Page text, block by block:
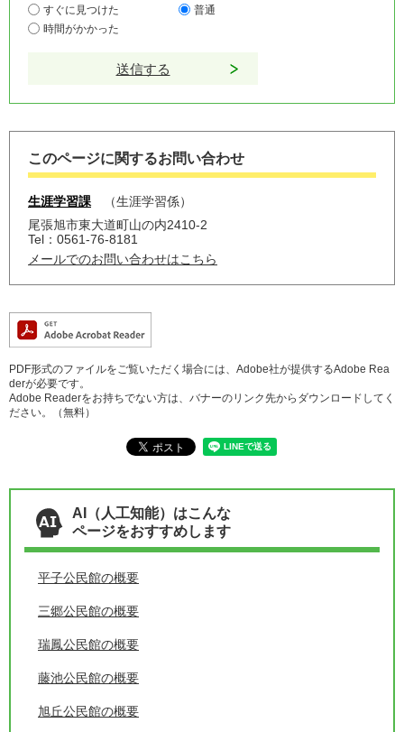
すぐに見つけた
普通
時間がかかった
このページに関するお問い合わせ
生涯学習課
生涯学習係
尾張旭市東大道町山の内2410-2
Tel：0561-76-8181
メールでのお問い合わせはこちら
PDF形式のファイルをご覧いただく場合には、Adobe社が提供するAdobe Rea
derが必要です。
Adobe Readerをお持ちでない方は、バナーのリンク先からダウンロードしてく
ださい。（無料）
AI（人工知能）はこんな
ページをおすすめします
平子公民館の概要
三郷公民館の概要
瑞鳳公民館の概要
藤池公民館の概要
旭丘公民館の概要